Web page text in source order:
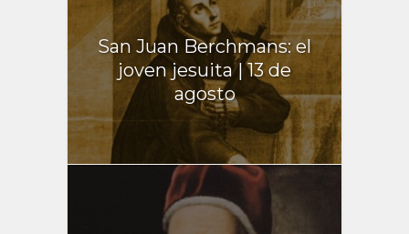
San Juan Berchmans: el
joven jesuita | 13 de
agosto